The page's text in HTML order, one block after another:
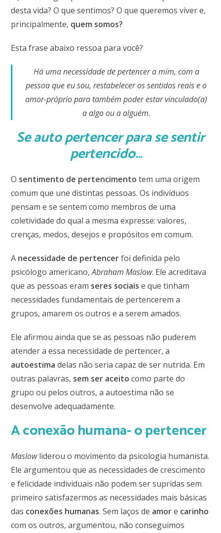
desta vida? O que sentimos? O que queremos viver e,
principalmente, quem somos?
Esta frase abaixo ressoa para você?
Há uma necessidade de pertencer a mim, com a
pessoa que eu sou, restabelecer os sentidos reais e o
amor-próprio para também poder estar vinculado(a)
a algo ou a alguém.
Se auto pertencer para se sentir
pertencido…
O sentimento de pertencimento tem uma origem
comum que une distintas pessoas. Os indivíduos
pensam e se sentem como membros de uma
coletividade do qual a mesma expresse: valores,
crenças, medos, desejos e propósitos em comum.
A necessidade de pertencerfoi definida pelo
psicólogo americano,Abraham Maslow. Ele acreditava
que as pessoas eram seres sociais e que tinham
necessidades fundamentais de pertencerem a
grupos, amarem os outros e a serem amados.
Ele afirmou ainda que se as pessoas não puderem
atender a essa necessidade de pertencer, a
autoestimadelas não seria capaz de ser nutrida. Em
outras palavras, sem ser aceito como parte do
grupo ou pelos outros, a autoestima não se
desenvolve adequadamente.
A conexão humana- o pertencer
Maslowliderou o movimento da psicologia humanista.
Ele argumentou que as necessidades de crescimento
e felicidade individuais não podem ser supridas sem
primeiro satisfazermos as necessidades mais básicas
das conexões humanas.Sem laços de amore carinho
com os outros, argumentou, não conseguimos